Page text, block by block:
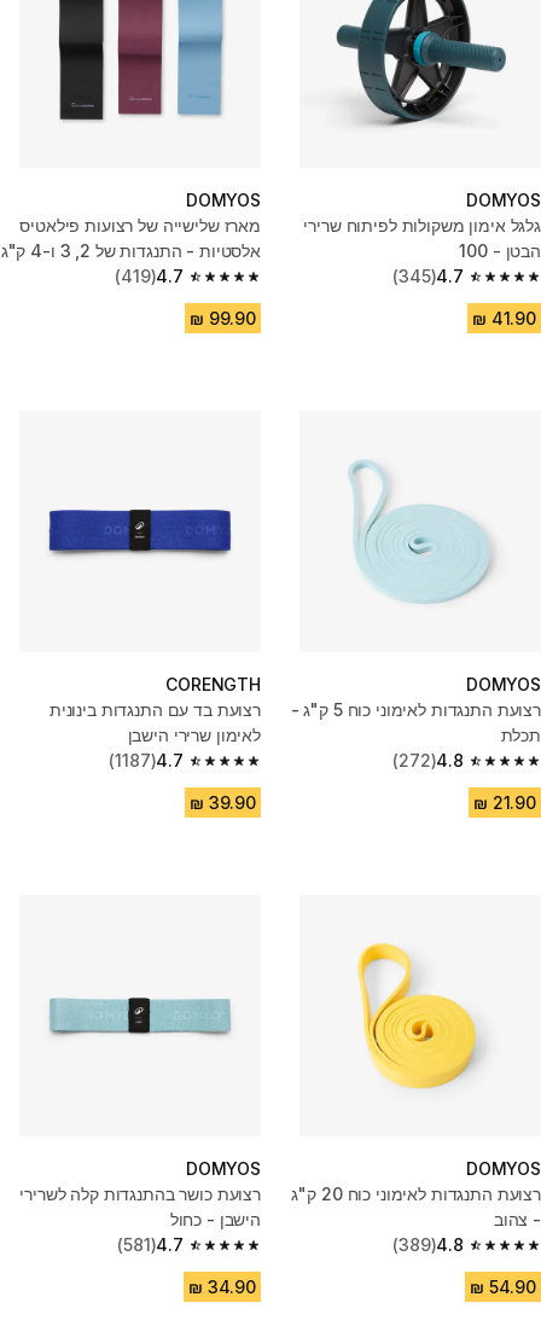
DOMYOS
גלגל אימון משקולות לפיתוח שרירי
הבטן - 100
4.7
4.7 out of 5 stars from 345 reviews
(345)
DOMYOS
מארז שלישייה של רצועות פילאטיס
אלסטיות - התנגדות של 2, 3 ו-4 ק"ג
4.7
4.7 out of 5 stars from 419 reviews
(419)
DOMYOS
רצועת התנגדות לאימוני כוח 5 ק"ג -
תכלת
4.8
4.8 out of 5 stars from 272 reviews
(272)
CORENGTH
רצועת בד עם התנגדות בינונית
לאימון שרירי הישבן
4.7
4.7 out of 5 stars from 1187 reviews
(1187)
DOMYOS
רצועת התנגדות לאימוני כוח 20 ק"ג
- צהוב
4.8
4.8 out of 5 stars from 389 reviews
(389)
DOMYOS
רצועת כושר בהתנגדות קלה לשרירי
הישבן - כחול
4.7
4.7 out of 5 stars from 581 reviews
(581)